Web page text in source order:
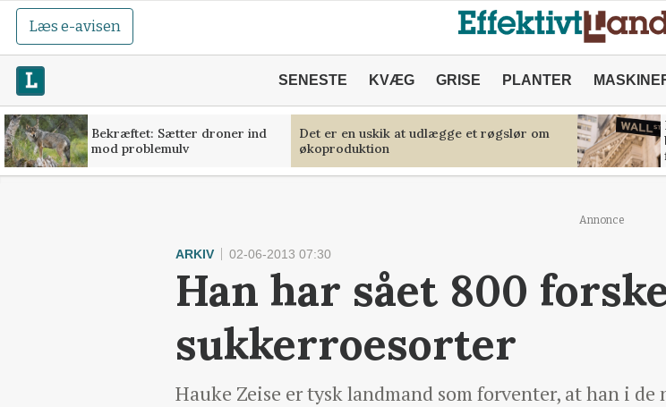
Læs e-avisen
SENESTE KVÆG GRISE PLANTER
Bekræftet: Sætter droner ind
mod problemulv
Det er en uskik at udlægge et røgslør om
økoproduktion
Annonce
ARKIV 02-06-2013 07:30
Han har sået 800
sukkerroesorter
Hauke Zeise er tysk landmand som forventer, at han i